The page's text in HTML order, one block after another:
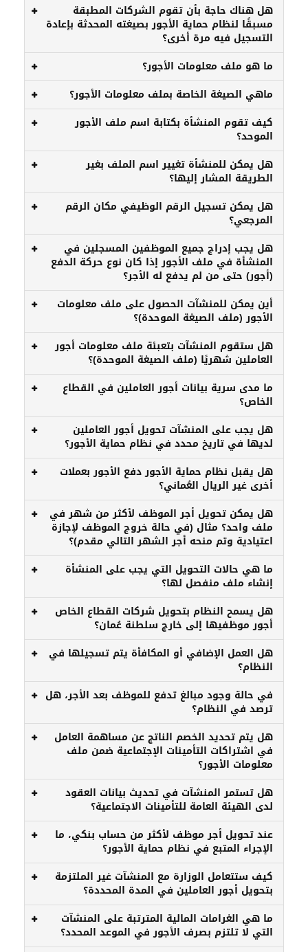
هل هناك حاجة بأن تقوم الشركات المطبقة
مسبقًا لنظام حماية الأجور بصيغته المحدثة بإعادة
التسجيل فيه مرة أخرى؟
ما هو ملف معلومات الأجور؟
ماهي الصيغة الخاصة بملف معلومات الأجور؟
كيف تقوم المنشأة بكتابة اسم ملف الأجور
الموحد؟
هل يمكن للمنشأة تغيير اسم الملف بغير
الطريقة المشار إليها؟
هل يمكن تسجيل الرقم الوظيفي مكان الرقم
المرجعي؟
هل يجب إدراج جميع الموظفين المسجلين في
المنشأة في ملف الأجور إذا كان نوع حركة الدفع
(أجور) حتى من لم يدفع له الأجر؟
أين يمكن للمنشآت الحصول على ملف معلومات
الأجور (ملف الصيغة الموحدة)؟
هل ستقوم المنشآت بتعبئة ملف معلومات أجور
العاملين شهريًا (ملف الصيغة الموحدة)؟
ما مدى سرية بيانات أجور العاملين في القطاع
الخاص؟
هل يجب على المنشآت تحويل أجور العاملين
لديها في تاريخ محدد في نظام حماية الأجور؟
هل يقبل نظام حماية الأجور دفع الأجور بعملات
أخرى غير الريال العُماني؟
هل يمكن تحويل أجر الموظف لأكثر من شهر في
ملف واحد؟ مثال (في حالة خروج الموظف لإجازة
اعتيادية وتم منحه أجر الشهر التالي مقدم)؟
ما هي حالات التحويل التي يجب على المنشأة
إنشاء ملف منفصل لها؟
هل يسمح النظام بتحويل شركات القطاع الخاص
أجور موظفيها إلى خارج سلطنة عُمان؟
هل العمل الإضافي أو المكافأة يتم تسجيلها في
النظام؟
في حالة وجود مبالغ تدفع للموظف بعد الأجر، هل
ترصد في النظام؟
هل يتم تحديد الخصم الناتج عن مساهمة العامل
في اشتراكات التأمينات الإجتماعية ضمن ملف
معلومات الأجور؟
هل تستمر المنشآت في تحديث بيانات العقود
لدى الهيئة العامة للتأمينات الاجتماعية؟
عند تحويل أجر موظف لأكثر من حساب بنكي، ما
الإجراء المتبع في نظام حماية الأجور؟
كيف ستتعامل الوزارة مع المنشآت غير الملتزمة
بتحويل أجور العاملين في المدة المحددة؟
ما هي الغرامات المالية المترتبة على المنشآت
التي لا تلتزم بصرف الأجور في الموعد المحدد؟